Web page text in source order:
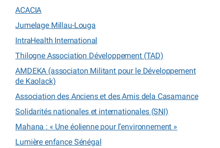
ACACIA
Jumelage Millau-Louga
IntraHealth International
Thilogne Association Développement (TAD)
AMDEKA (associaton Militant pour le Développement
de Kaolack)
Association des Anciens et des Amis dela Casamance
Solidarités nationales et internationales (SNI)
Mahana : « Une éolienne pour l’environnement »
Lumière enfance Sénégal